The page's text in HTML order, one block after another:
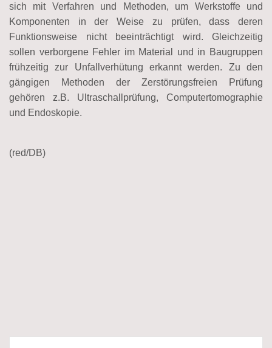
sich mit Verfahren und Methoden, um Werkstoffe und
Komponenten in der Weise zu prüfen, dass deren
Funktionsweise nicht beeinträchtigt wird. Gleichzeitig
sollen verborgene Fehler im Material und in Baugruppen
frühzeitig zur Unfallverhütung erkannt werden. Zu den
gängigen Methoden der Zerstörungsfreien Prüfung
gehören z.B. Ultraschallprüfung, Computertomographie
und Endoskopie.
(red/DB)